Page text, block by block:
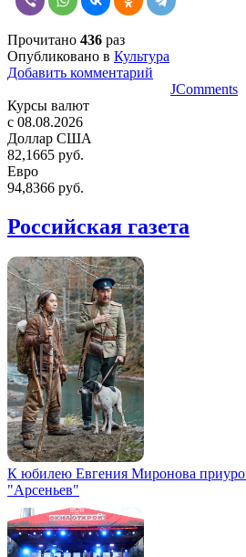
Прочитано 436 раз
Опубликовано в Культура
Добавить комментарий
JComments
Курсы валют
c 08.08.2026
Доллар США
82,1665 руб.
Евро
94,8366 руб.
Российская газета
К юбилею Евгения Миронова
"Арсеньев"